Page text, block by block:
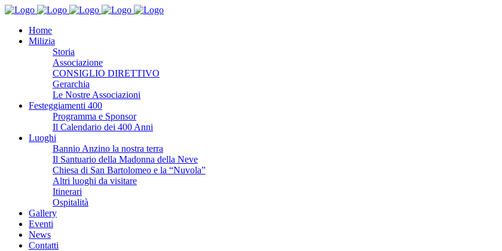
Home
Milizia
Storia
Associazione
CONSIGLIO DIRETTIVO
Gerarchia
Le Nostre Associazioni
Festeggiamenti 400
Programma e Sponsor
Il Calendario dei 400 Anni
Luoghi
Bannio Anzino la nostra terra
Il Santuario della Madonna della Neve
Chiesa di San Bartolomeo e la “Nuvola”
Altri luoghi da visitare
Itinerari
Ospitalità
Gallery
Eventi
News
Contatti